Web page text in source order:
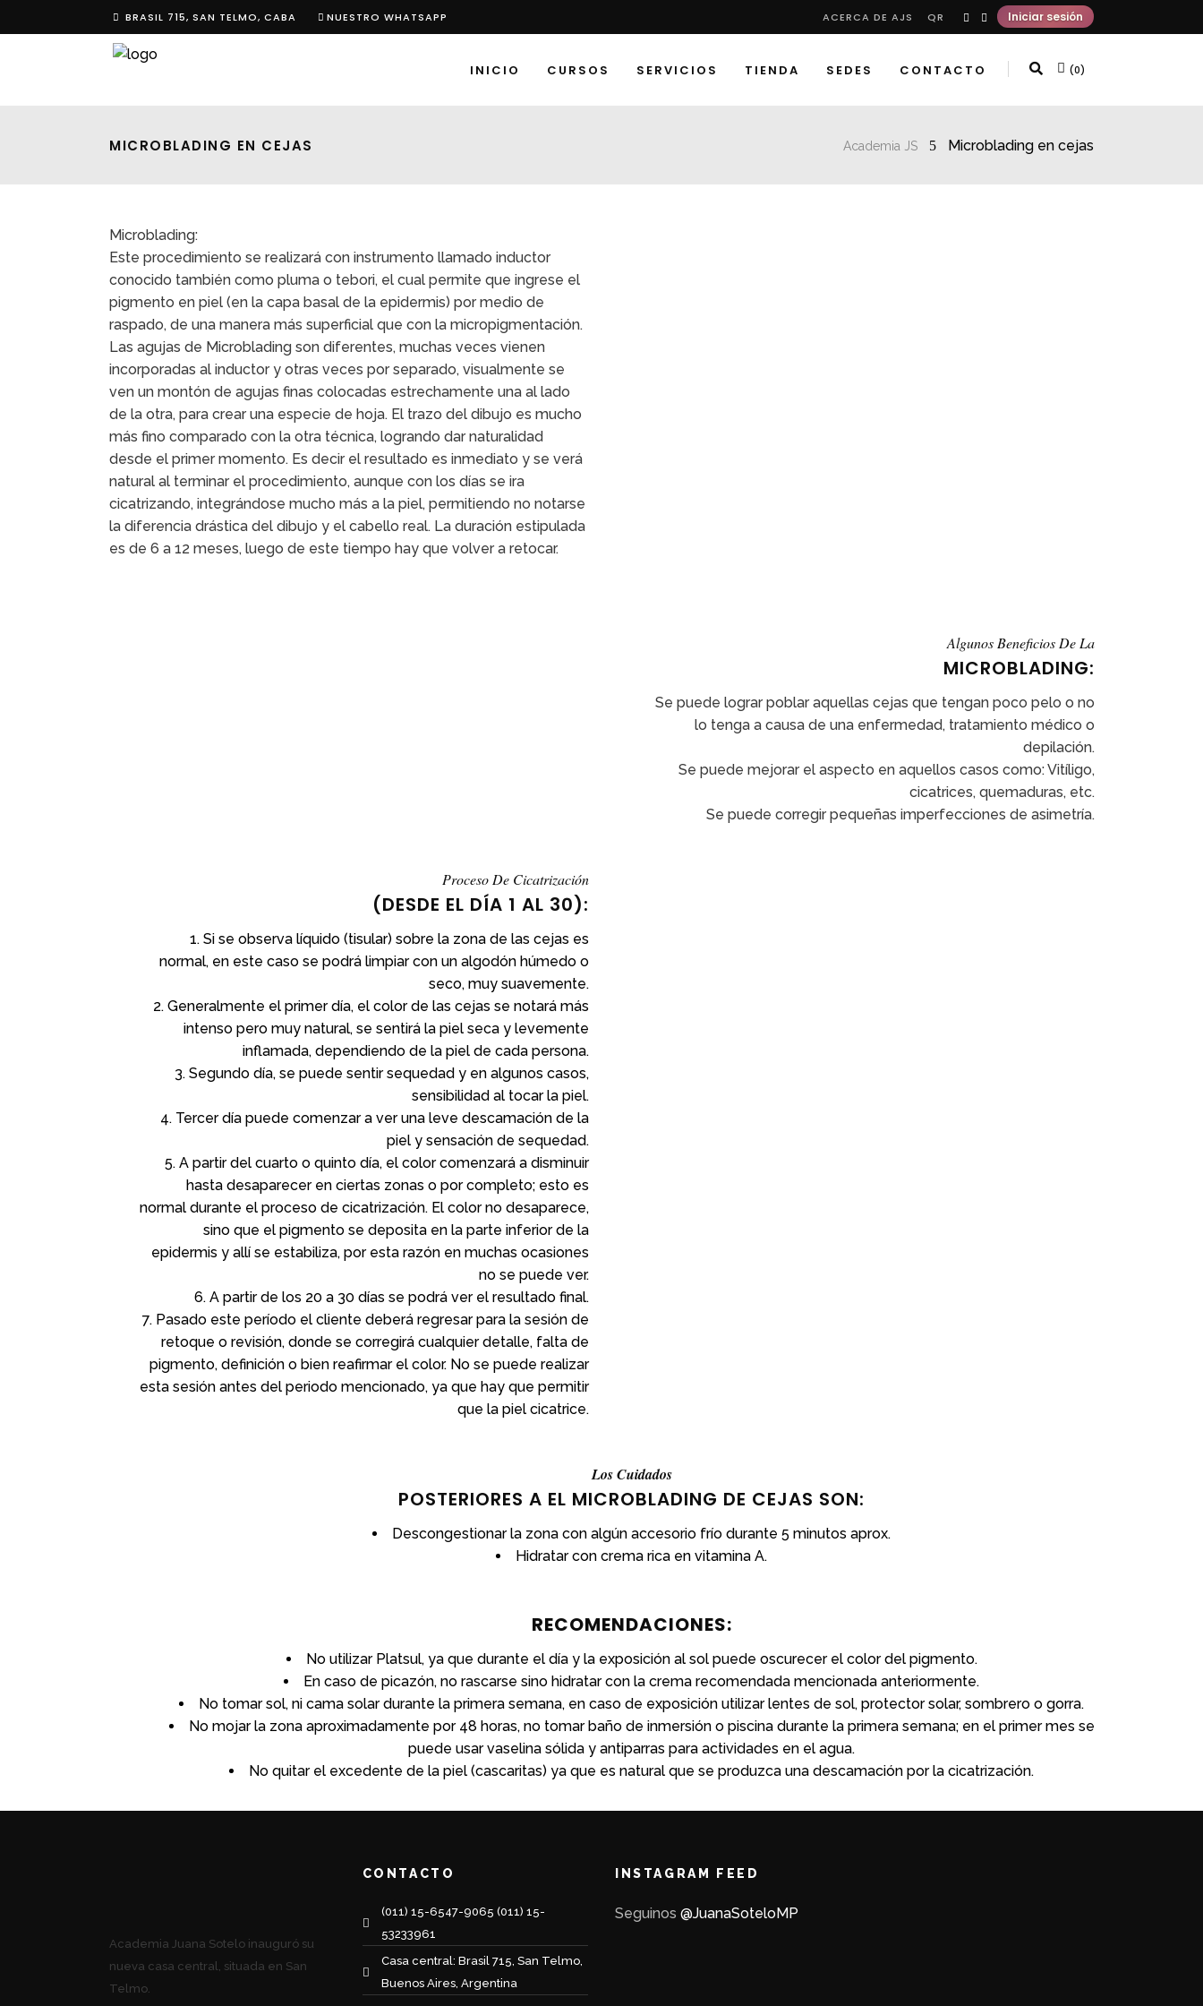
BRASIL 715, SAN TELMO, CABA NUESTRO WHATSAPP ACERCA DE AJS QR Iniciar sesión
INICIO CURSOS SERVICIOS TIENDA SEDES CONTACTO (0)
MICROBLADING EN CEJAS Academia JS Microblading en cejas
Microblading:
Este procedimiento se realizará con instrumento llamado inductor
conocido también como pluma o tebori, el cual permite que ingrese el
pigmento en piel (en la capa basal de la epidermis) por medio de
raspado, de una manera más superficial que con la micropigmentación.
Las agujas de Microblading son diferentes, muchas veces vienen
incorporadas al inductor y otras veces por separado, visualmente se
ven un montón de agujas finas colocadas estrechamente una al lado
de la otra, para crear una especie de hoja. El trazo del dibujo es mucho
más fino comparado con la otra técnica, logrando dar naturalidad
desde el primer momento. Es decir el resultado es inmediato y se verá
natural al terminar el procedimiento, aunque con los días se ira
cicatrizando, integrándose mucho más a la piel, permitiendo no notarse
la diferencia drástica del dibujo y el cabello real. La duración estipulada
es de 6 a 12 meses, luego de este tiempo hay que volver a retocar.
Algunos Beneficios De La
MICROBLADING:
Se puede lograr poblar aquellas cejas que tengan poco pelo o no
lo tenga a causa de una enfermedad, tratamiento médico o
depilación.
Se puede mejorar el aspecto en aquellos casos como: Vitíligo,
cicatrices, quemaduras, etc.
Se puede corregir pequeñas imperfecciones de asimetría.
Proceso De Cicatrización
(DESDE EL DÍA 1 AL 30):
Si se observa líquido (tisular) sobre la zona de las cejas es
normal, en este caso se podrá limpiar con un algodón húmedo o
seco, muy suavemente.
Generalmente el primer día, el color de las cejas se notará más
intenso pero muy natural, se sentirá la piel seca y levemente
inflamada, dependiendo de la piel de cada persona.
Segundo día, se puede sentir sequedad y en algunos casos,
sensibilidad al tocar la piel.
Tercer día puede comenzar a ver una leve descamación de la
piel y sensación de sequedad.
A partir del cuarto o quinto día, el color comenzará a disminuir
hasta desaparecer en ciertas zonas o por completo; esto es
normal durante el proceso de cicatrización. El color no desaparece,
sino que el pigmento se deposita en la parte inferior de la
epidermis y allí se estabiliza, por esta razón en muchas ocasiones
no se puede ver.
A partir de los 20 a 30 días se podrá ver el resultado final.
Pasado este período el cliente deberá regresar para la sesión de
retoque o revisión, donde se corregirá cualquier detalle, falta de
pigmento, definición o bien reafirmar el color. No se puede realizar
esta sesión antes del periodo mencionado, ya que hay que permitir
que la piel cicatrice.
Los Cuidados
POSTERIORES A EL MICROBLADING DE CEJAS SON:
Descongestionar la zona con algún accesorio frío durante 5 minutos aprox.
Hidratar con crema rica en vitamina A.
RECOMENDACIONES:
No utilizar Platsul, ya que durante el día y la exposición al sol puede oscurecer el color del pigmento.
En caso de picazón, no rascarse sino hidratar con la crema recomendada mencionada anteriormente.
No tomar sol, ni cama solar durante la primera semana, en caso de exposición utilizar lentes de sol, protector solar, sombrero o gorra.
No mojar la zona aproximadamente por 48 horas, no tomar baño de inmersión o piscina durante la primera semana; en el primer mes se
puede usar vaselina sólida y antiparras para actividades en el agua.
No quitar el excedente de la piel (cascaritas) ya que es natural que se produzca una descamación por la cicatrización.
Academia Juana Sotelo inauguró su
nueva casa central, situada en San
Telmo.
CONTACTO
(011) 15-6547-9065 (011) 15-
53233961
Casa central: Brasil 715, San Telmo,
Buenos Aires, Argentina
INSTAGRAM FEED
Seguinos @JuanaSoteloMP